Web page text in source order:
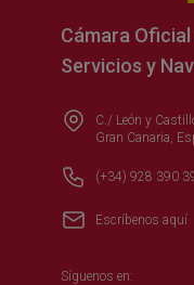
Cámara
Servicios y
C./ León y
Gran Canaria,
(+34) 928 390
Escríbenos aquí
Síguenos en: